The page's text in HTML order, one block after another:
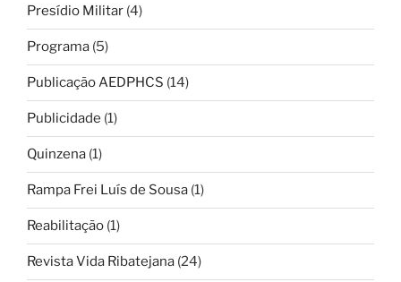
Presídio Militar (4)
Programa (5)
Publicação AEDPHCS (14)
Publicidade (1)
Quinzena (1)
Rampa Frei Luís de Sousa (1)
Reabilitação (1)
Revista Vida Ribatejana (24)